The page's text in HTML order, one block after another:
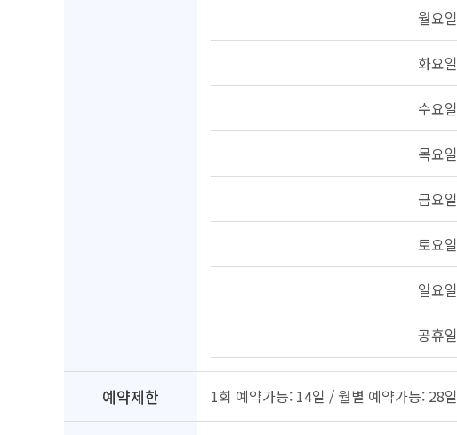
월요일
화요일
수요일
목요일
금요일
토요일
일요일
공휴일
예약제한 1회 예약가능: 14일 / 월별 예약가능: 28일